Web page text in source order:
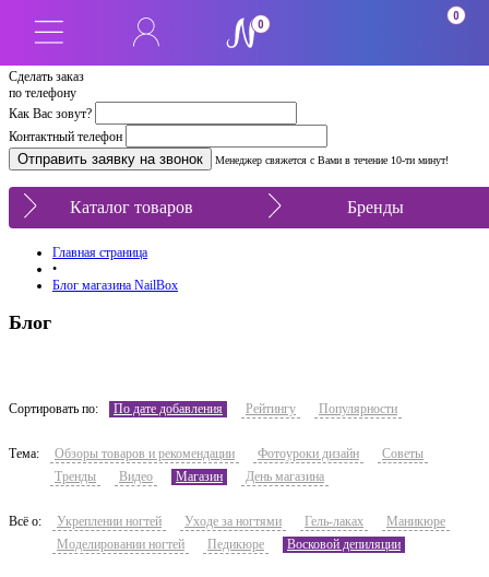
Сделать заказ
по телефону
Как Вас зовут?
Контактный телефон
Менеджер свяжется с Вами в течение 10-ти минут!
0
0
Каталог товаров Бренды
Главная страница
•
Блог магазина NailBox
Блог
Сортировать по: По дате добавления Рейтингу Популярности
Тема: Обзоры товаров и рекомендации Фотоуроки дизайн
Советы
Тренды
Видео Магазин День магазина
Всё о: Укреплении ногтей Уходе за ногтями Гель-лаках
Маникюре
Моделировании ногтей
Педикюре Восковой депиляции